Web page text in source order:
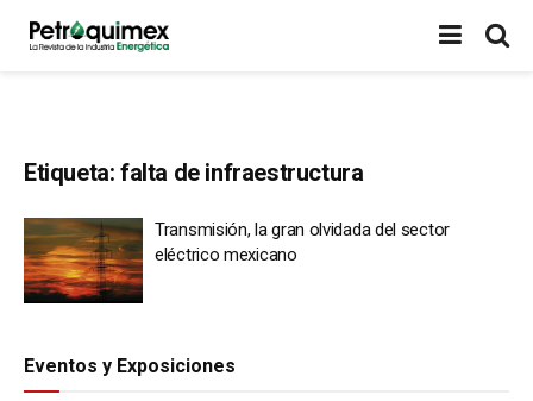
Etiqueta: falta de infraestructura
Transmisión, la gran olvidada del sector
eléctrico mexicano
Eventos y Exposiciones